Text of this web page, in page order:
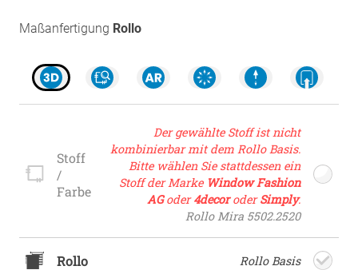
Maßanfertigung Rollo
Stoff
/
Farbe
Der gewählte Stoff ist nicht
kombinierbar mit dem Rollo Basis.
Bitte wählen Sie stattdessen ein
Stoff der Marke Window Fashion
AGoder4decoroderSimply.
Rollo Mira 5502.2520
Rollo Rollo Basis